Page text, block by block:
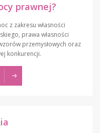
prawnej?
z zakresu własności
prawa własności
przemysłowych oraz
konkurencji.